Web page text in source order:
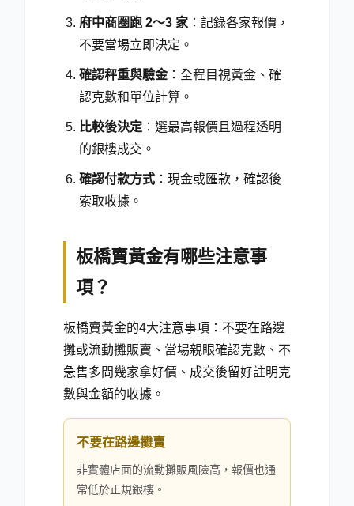
府中商圈跑 2～3 家 ：記錄各家報價，
不要當場立即決定。
確認秤重與驗金：全程目視黃金、確
認克數和單位計算。
比較後決定 ：選最高報價且過程透明
的銀樓成交。
確認付款方式 ：現金或匯款，確認後
索取收據。
板橋賣黃金有哪些注意事
項？
板橋賣黃金的4大注意事項：不要在路邊
攤或流動攤販賣、當場親眼確認克數、不
急售多問幾家拿好價、成交後留好註明克
數與金額的收據。
不要在路邊攤賣
非實體店面的流動攤販風險高，報價也通
常低於正規銀樓。